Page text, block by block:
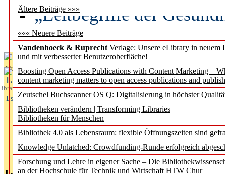
Ältere Beiträge »»»
««« Neuere Beiträge
Vandenhoeck & Ruprecht Verlage: Unsere eLibrary in neuem
und mit verbesserter Benutzeroberfläche!
Boosting Open Access Publications with Content Marketing –
content marketing matters to open access publications and
Zeutschel Buchscanner OS Q: Digitalisierung in höchster
Bibliotheken verändern | Transforming Libraries
Bibliotheken für Menschen
Bibliothek 4.0 als Lebensraum: flexible Öffnungszeiten sind
Knowledge Unlatched: Crowdfunding-Runde erfolgreich
Forschung und Lehre in eigener Sache – Die
an der Hochschule für Technik und Wirtschaft HTW Chur
„Leitbegriffe der
des BIÖG erscheinen
Aktuelles aus
L
ibrary
Essentials